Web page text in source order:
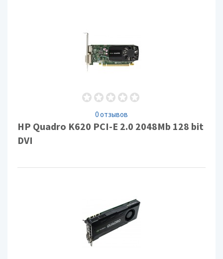
0 отзывов
HP Quadro K620 PCI-E 2.0 2048Mb 128 bit
DVI